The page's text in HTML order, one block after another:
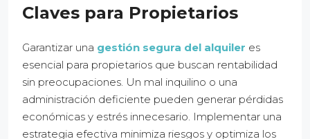
Claves para Propietarios
Garantizar una gestión segura del alquiler es
esencial para propietarios que buscan rentabilidad
sin preocupaciones. Un mal inquilino o una
administración deficiente pueden generar pérdidas
económicas y estrés innecesario. Implementar una
estrategia efectiva minimiza riesgos y optimiza los